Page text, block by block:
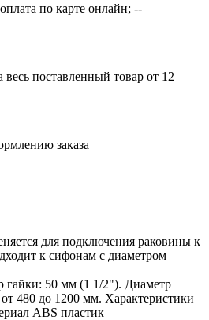
по карте онлайн; --
поставленный товар от 12
заказа
для подключения раковины к
к сифонам с диаметром
гайки: 50 мм (1 1/2"). Диаметр
480 до 1200 мм. Характеристики
ABS пластик